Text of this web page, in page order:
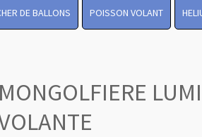
DE BALLONS POISSON VOLANT
MONGOLFIERE